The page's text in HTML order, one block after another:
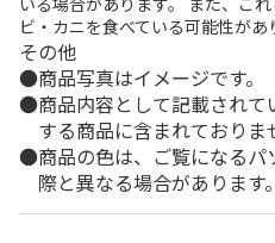
ビ・カニを食べている可能性があ
その他
商品写真はイメージです。
商品内容として記載され
する商品に含まれておりま
商品の色は、ご覧になる
際と異なる場合があります。